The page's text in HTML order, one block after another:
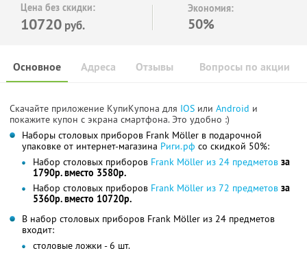
Цена без скидки:
10720 руб.
Экономия:
50%
Основное Отзывы Вопросы по акции
Адреса
Скачайте приложение КупиКупона для IOS или Android и
покажите купон с экрана смартфона. Это удобно :)
Наборы столовых приборов Frank Möller в подарочной
упаковке от интернет-магазина Риги.рф со скидкой 50%:
Набор столовых приборов Frank Möller из 24 предметов за
1790р. вместо 3580р.
Набор столовых приборов Frank Möller из 72 предметов за
5360р. вместо 10720р.
В набор столовых приборов Frank Möller из 24 предметов
входит:
столовые ложки - 6 шт.